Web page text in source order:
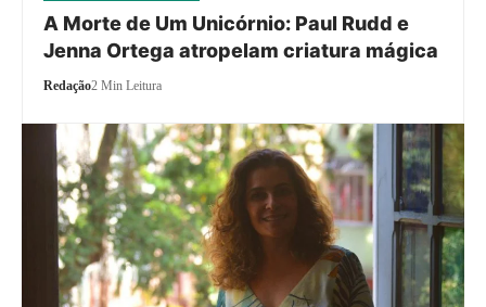
A Morte de Um Unicórnio: Paul Rudd e
Jenna Ortega atropelam criatura mágica
Redação2 Min Leitura